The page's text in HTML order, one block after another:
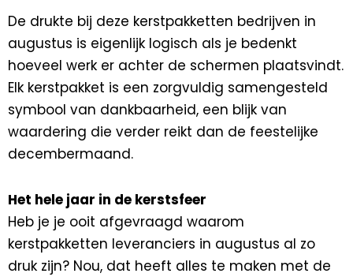
De drukte bij deze kerstpakketten bedrijven in
augustus is eigenlijk logisch als je bedenkt
hoeveel werk er achter de schermen plaatsvindt.
Elk kerstpakket is een zorgvuldig samengesteld
symbool van dankbaarheid, een blijk van
waardering die verder reikt dan de feestelijke
decembermaand.
Het hele jaar in de kerstsfeer
Heb je je ooit afgevraagd waarom
kerstpakketten leveranciers in augustus al zo
druk zijn? Nou, dat heeft alles te maken met de